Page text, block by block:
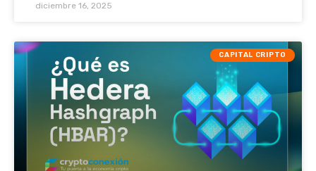
diciembre 16, 2025
CAPITAL CRIPTO